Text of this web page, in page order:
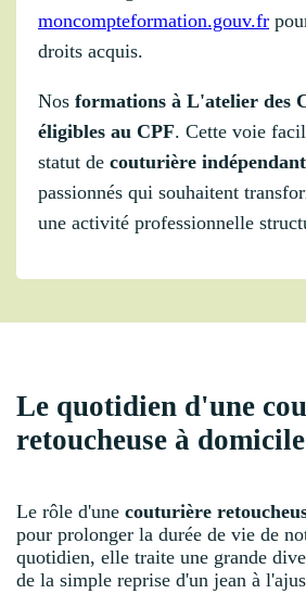
moncompteformation.gouv.fr
droits acquis.
Nos formations à L'atelier des
éligibles au CPF. Cette voie
statut de couturière
passionnés qui souhaitent
une activité professionnelle
Le quotidien d'une
retoucheuse à domicile
Le rôle d'une couturière
pour prolonger la durée de vie de
quotidien, elle traite une grande
de la simple reprise d'un jean à